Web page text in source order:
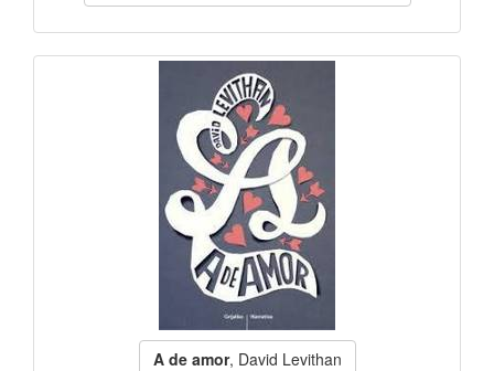
A de amor, David Levithan